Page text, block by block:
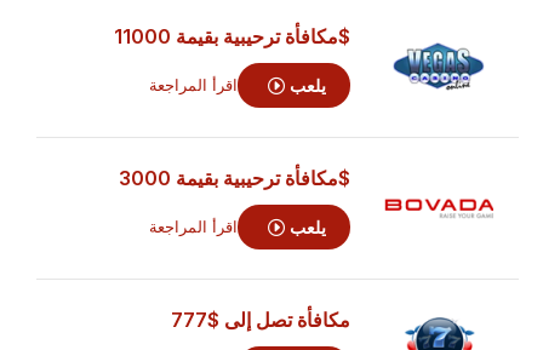
$مكافأة ترحيبية بقيمة 11000
يلعب اقرأ المراجعة
$مكافأة ترحيبية بقيمة 3000
يلعب اقرأ المراجعة
مكافأة تصل إلى$777